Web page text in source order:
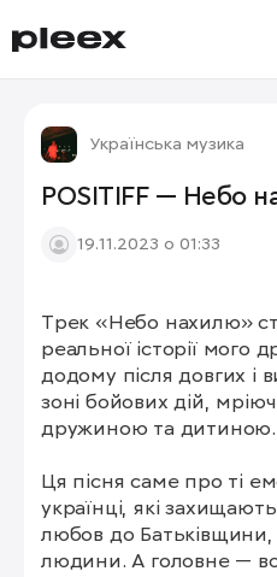
Українська музика
POSITIFF — Небо
19.11.2023 о 01:33
Трек «Небо нахилю»
реальної історії мого
додому після довгих і
зоні бойових дій,
дружиною та дитиною.
Ця пісня саме про ті
українці, які
любов до Батьківщини,
людини. А головне —